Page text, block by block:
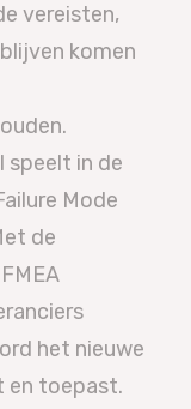
vereisten,
komen
speelt in de
Mode
de
het nieuwe
en toepast.